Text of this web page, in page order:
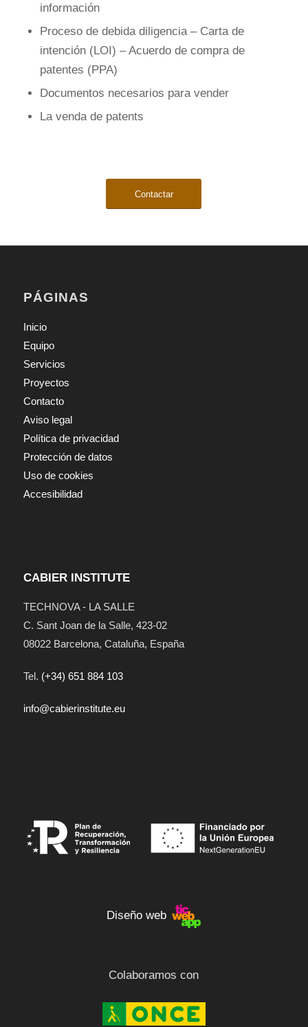
información
Proceso de debida diligencia – Carta de
intención (LOI) – Acuerdo de compra de
patentes (PPA)
Documentos necesarios para vender
La venda de patents
Contactar
PÁGINAS
Inicio
Equipo
Servicios
Proyectos
Contacto
Aviso legal
Política de privacidad
Protección de datos
Uso de cookies
Accesibilidad
CABIER INSTITUTE
TECHNOVA - LA SALLE
C. Sant Joan de la Salle, 423-02
08022 Barcelona, Cataluña, España
Tel. (+34) 651 884 103
info@cabierinstitute.eu
Diseño web
Colaboramos con